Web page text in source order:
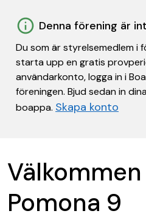
Denna förening är
Du som är styrelsemedlem i
starta upp en gratis
användarkonto, logga in i
föreningen. Bjud sedan in
boappa. Skapa konto
Pomona 9